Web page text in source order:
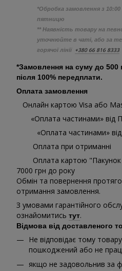
*Обробка замовлення з 10:00
пятницю
** Наявність товару на
уточнюйте в чаті, або за
горячої лінії +380 66 816 8333
*Замовлення на суму до 500
після 100% передплати.
Оплата замовлення
Онлайн картою Visa або
«Оплата частинами» від
«Оплата частинами»
Оплата при отриманні
Оплата картою
7000 грн до року
Обмін та повернення
отримання замовлення.
З умовами гарантійного
ознайомитись тут.
Відмова від доставленого
Не відповідає тому
пошкоджений або не
якщо не задовольнив за